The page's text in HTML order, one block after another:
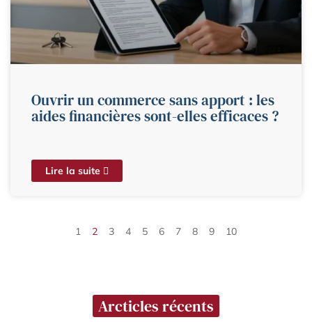
Ouvrir un commerce sans apport : les
aides financières sont-elles efficaces ?
Lire la suite
1 2 3 4 5 6 7 8 9 10
Arcticles récents